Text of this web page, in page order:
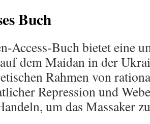
Buch
Access-Buch bietet eine
dem Maidan in der
Rahmen von
Repression und
um das Massaker